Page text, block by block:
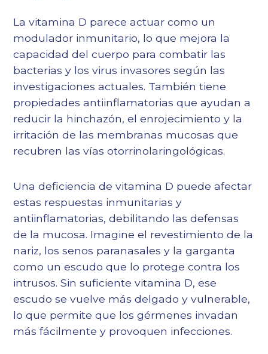
La vitamina D parece actuar como un
modulador inmunitario, lo que mejora la
capacidad del cuerpo para combatir las
bacterias y los virus invasores según las
investigaciones actuales. También tiene
propiedades antiinflamatorias que ayudan a
reducir la hinchazón, el enrojecimiento y la
irritación de las membranas mucosas que
recubren las vías otorrinolaringológicas.
Una deficiencia de vitamina D puede afectar
estas respuestas inmunitarias y
antiinflamatorias, debilitando las defensas
de la mucosa. Imagine el revestimiento de la
nariz, los senos paranasales y la garganta
como un escudo que lo protege contra los
intrusos. Sin suficiente vitamina D, ese
escudo se vuelve más delgado y vulnerable,
lo que permite que los gérmenes invadan
más fácilmente y provoquen infecciones.